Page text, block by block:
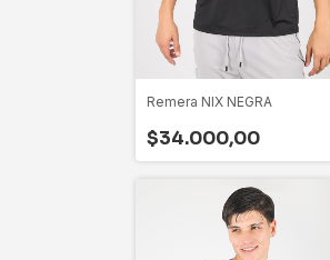
Remera NIX NEGRA
$34.000,00